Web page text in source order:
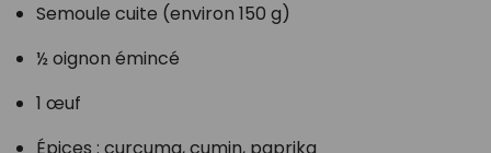
Semoule cuite (environ 150 g)
½ oignon émincé
1 œuf